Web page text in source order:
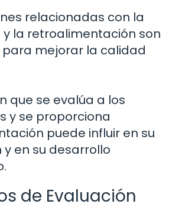
relacionadas con la
y la retroalimentación son
para mejorar la calidad
que se evalúa a los
y se proporciona
puede influir en su
en su desarrollo
de Evaluación